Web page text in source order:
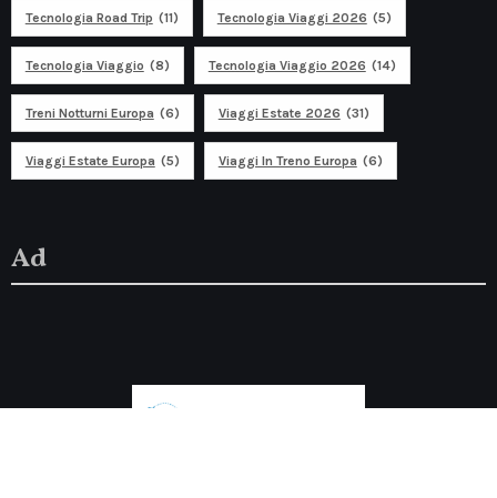
Tecnologia Road Trip (11) Tecnologia Viaggi 2026 (5)
Tecnologia Viaggio (8) Tecnologia Viaggio 2026 (14)
Treni Notturni Europa (6) Viaggi Estate 2026 (31)
Viaggi Estate Europa (5) Viaggi In Treno Europa (6)
Ad